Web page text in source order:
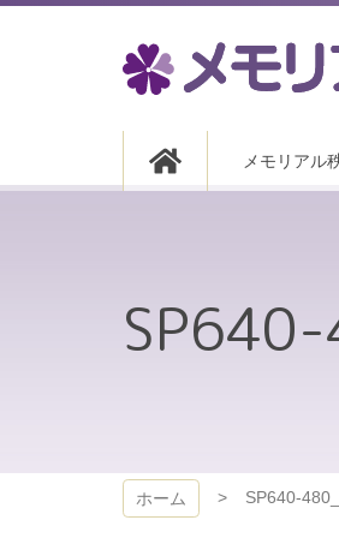
コ
へ
メモリアル
メモリアル
ホーム SP640-